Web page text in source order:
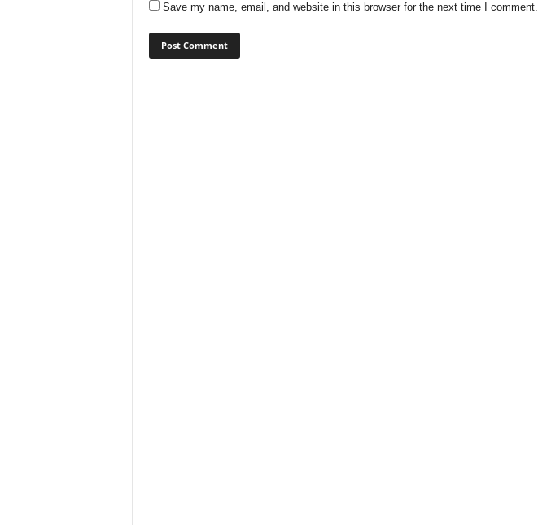
Save my name, email, and website in this browser for the next time I comment.